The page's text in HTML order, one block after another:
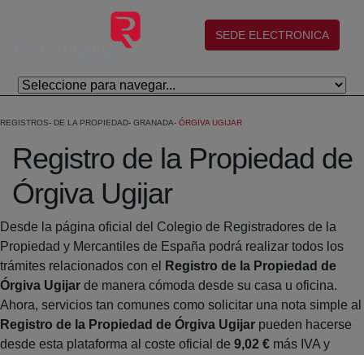
Salta al contingut principal
(abre en nueva ventana)
SEDE ELECTRONICA
REGISTROS DE LA PROPIEDAD GRANADA ÓRGIVA UGIJAR
Registro de la Propiedad de
Órgiva Ugijar
Desde la página oficial del Colegio de Registradores de la
Propiedad y Mercantiles de España podrá realizar todos los
trámites relacionados con el
Registro de la Propiedad de
Órgiva Ugijar de manera cómoda desde su casa u oficina.
Ahora, servicios tan comunes como solicitar una nota simple al
Registro de la Propiedad de Órgiva Ugijar pueden hacerse
desde esta plataforma al coste oficial de 9,02 € más IVA y